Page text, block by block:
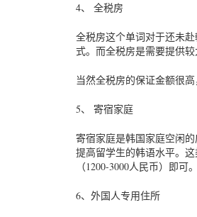
4、 全税房
全税房这个单词对于还未
式。而全税房是需要提供
当然全税房的保证金额很
5、 寄宿家庭
寄宿家庭是韩国家庭空闲
提高留学生的韩语水平。
（1200-3000人民币）即可。
6、外国人专用住所